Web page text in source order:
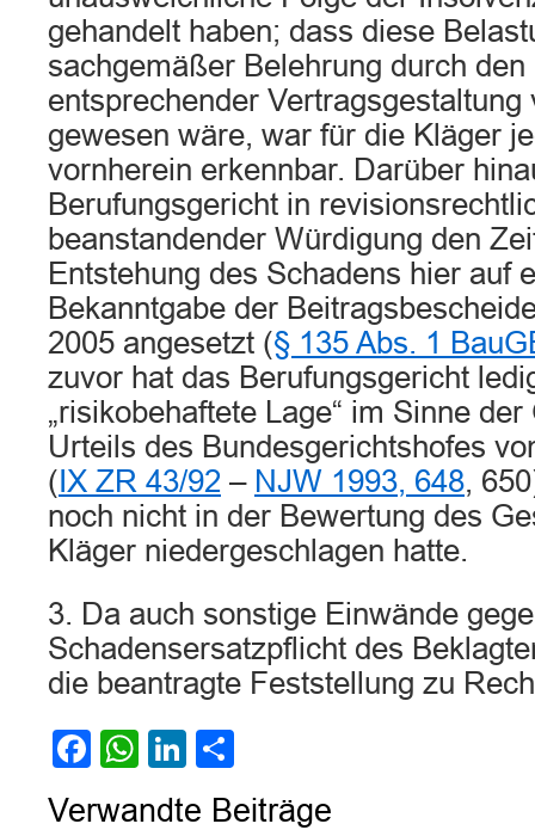
gehandelt haben; dass diese
sachgemäßer Belehrung durch
entsprechender Vertragsgestaltung
gewesen wäre, war für die Kläger
vornherein erkennbar. Darüber
Berufungsgericht in
beanstandender Würdigung den
Entstehung des Schadens hier auf
Bekanntgabe der
2005 angesetzt (§ 135 Abs. 1
zuvor hat das Berufungsgericht
„risikobehaftete Lage“ im Sinne
Urteils des Bundesgerichtshofes
( IX ZR 43/92 – NJW 1993, 648,
noch nicht in der Bewertung des
Kläger niedergeschlagen hatte.
3. Da auch sonstige Einwände
Schadensersatzpflicht des
die beantragte Feststellung zu
Facebook
WhatsApp
LinkedIn
Verwandte Beiträge